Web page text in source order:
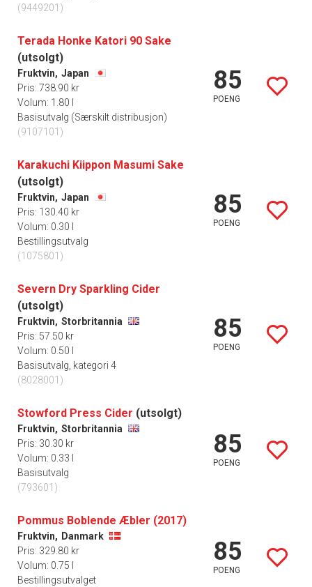
(9449201)
Terada Honke Katori 90 Sake
(utsolgt)
Fruktvin, Japan
Pris: 738.90 kr
Volum: 1.80 l
Basisutvalg (Særskilt distribusjon)
(9107101)
85
POENG
Karakuchi Kiippon Masumi Sake
(utsolgt)
Fruktvin, Japan
Pris: 130.40 kr
Volum: 0.30 l
Bestillingsutvalg
(1075801)
85
POENG
Severn Dry Sparkling Cider
(utsolgt)
Fruktvin, Storbritannia
Pris: 57.50 kr
Volum: 0.50 l
Basisutvalg, kategori 4
(8028001)
85
POENG
Stowford Press Cider (utsolgt)
Fruktvin, Storbritannia
Pris: 30.30 kr
Volum: 0.33 l
Basisutvalg
(793601)
85
POENG
Pommus Boblende Æbler (2017)
Fruktvin, Danmark
Pris: 329.80 kr
Volum: 0.75 l
Bestillingsutvalget
85
POENG